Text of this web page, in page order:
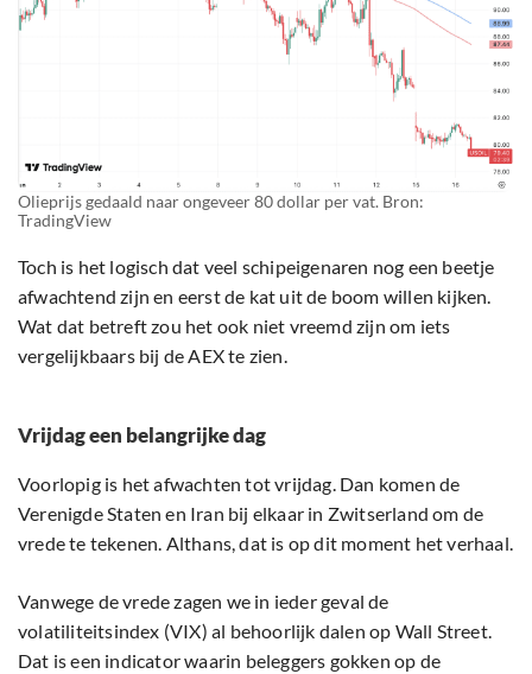
Olieprijs gedaald naar ongeveer 80 dollar per vat. Bron:
TradingView
Toch is het logisch dat veel schipeigenaren nog een beetje
afwachtend zijn en eerst de kat uit de boom willen kijken.
Wat dat betreft zou het ook niet vreemd zijn om iets
vergelijkbaars bij de AEX te zien.
Vrijdag een belangrijke dag
Voorlopig is het afwachten tot vrijdag. Dan komen de
Verenigde Staten en Iran bij elkaar in Zwitserland om de
vrede te tekenen. Althans, dat is op dit moment het verhaal.
Vanwege de vrede zagen we in ieder geval de
volatiliteitsindex (VIX) al behoorlijk dalen op Wall Street.
Dat is een indicator waarin beleggers gokken op de